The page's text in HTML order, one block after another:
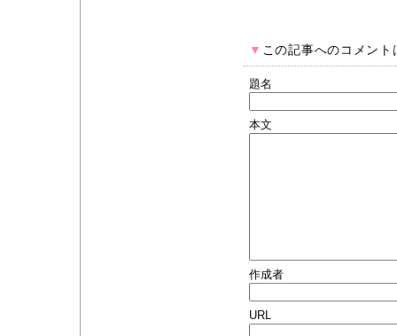
▼ この記事へのコメント
題名
本文
作成者
URL